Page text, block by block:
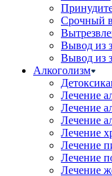
Срочный
Вывод из
Вывод из
Алкоголизм
Лечение
Лечение
Лечение
Лечение
Лечение
Лечение
Лечение